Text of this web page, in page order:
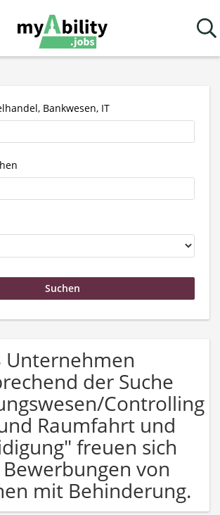
Bankwesen, IT
Unternehmen
der Suche
Controlling
Raumfahrt und
freuen sich
von
mit Behinderung.